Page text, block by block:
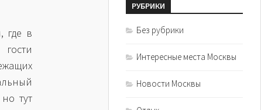
где в
тут
РУБРИКИ
Без рубрики
Интересные места Москвы
Новости Москвы